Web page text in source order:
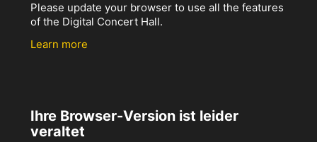
Please update your browser to use all the features
of the Digital Concert Hall.
Learn more
Ihre Browser-Version ist leider
veraltet